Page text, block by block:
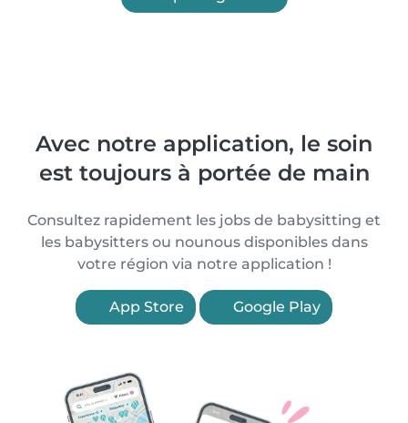
Avec notre application, le soin
est toujours à portée de main
Consultez rapidement les jobs de babysitting et
les babysitters ou nounous disponibles dans
votre région via notre application !
App Store Google Play